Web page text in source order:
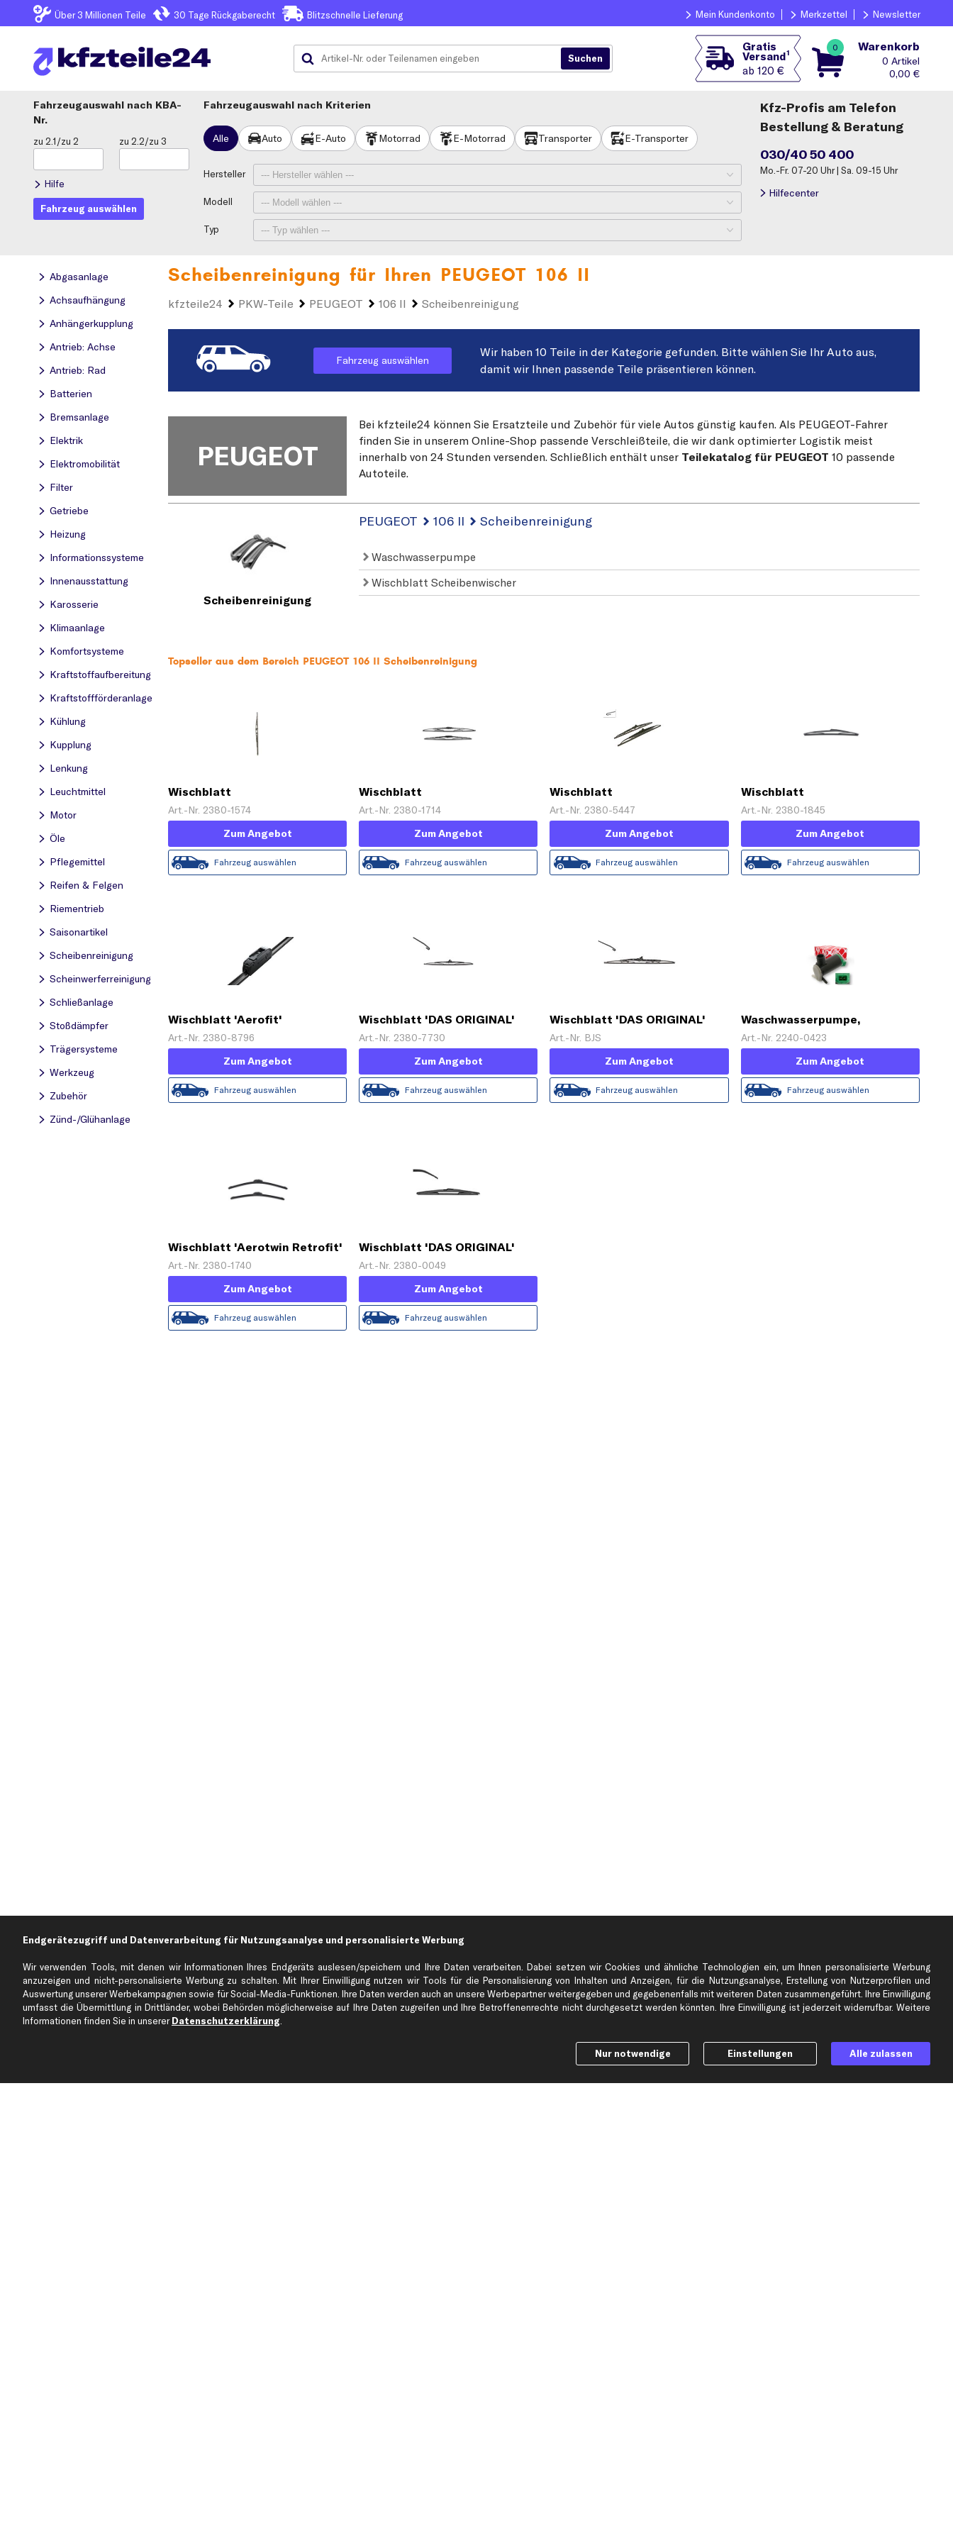
Über 3 Millionen Teile 30 Tage Rückgaberecht Blitzschnelle Lieferung Mein Kundenkonto Merkzettel Newsletter
Gratis
Versand1
ab 120 €
0 Warenkorb
0
0,00 €
Fahrzeugauswahl
KBA-
Nr.
zu 2.1/zu 2 zu 2.2/zu 3
Hilfe
Fahrzeug auswählen
Fahrzeugauswahl nach Kriterien
Alle Auto E-Auto Motorrad E-Motorrad Transporter E-Transporter
Hersteller
Modell
Typ
Kfz-Profis am Telefon
Bestellung & Beratung
030/40 50 400
Mo.-Fr. 07-20 Uhr | Sa. 09-15 Uhr
Hilfecenter
Abgasanlage
Achsaufhängung
Anhängerkupplung
Antrieb: Achse
Antrieb: Rad
Batterien
Bremsanlage
Elektrik
Elektromobilität
Filter
Getriebe
Heizung
Informationssysteme
Innenausstattung
Karosserie
Klimaanlage
Komfortsysteme
Kraftstoff­aufbereitung
Kraftstoff­förderanlage
Kühlung
Kupplung
Lenkung
Leuchtmittel
Motor
Öle
Pflegemittel
Reifen & Felgen
Riementrieb
Saisonartikel
Scheibenreinigung
Scheinwerferreinigung
Schließanlage
Stoßdämpfer
Trägersysteme
Werkzeug
Zubehör
Zünd-/Glühanlage
Scheibenreinigung für Ihren PEUGEOT 106 II
kfzteile24 PKW-Teile PEUGEOT 106 II Scheibenreinigung
Fahrzeug auswählen
Wir haben 10 Teile in der Kategorie gefunden. Bitte wählen Sie Ihr Auto aus,
damit wir Ihnen passende Teile präsentieren können.
PEUGEOT
Bei kfzteile24 können Sie Ersatzteile und Zubehör für viele Autos günstig kaufen. Als PEUGEOT-Fahrer
finden Sie in unserem Online-Shop passende Verschleißteile, die wir dank optimierter Logistik meist
innerhalb von 24 Stunden versenden. Schließlich enthält unser Teilekatalog für PEUGEOT 10 passende
Autoteile.
Scheibenreinigung
PEUGEOT 106 II Scheibenreinigung
Waschwasserpumpe
Wischblatt Scheibenwischer
Topseller aus dem Bereich PEUGEOT 106 II Scheibenreinigung
Wischblatt
Art.-Nr. 2380-1574
Zum Angebot
Fahrzeug auswählen
Wischblatt
Art.-Nr. 2380-1714
Zum Angebot
Fahrzeug auswählen
Wischblatt
Art.-Nr. 2380-5447
Zum Angebot
Fahrzeug auswählen
Wischblatt
Art.-Nr. 2380-1845
Zum Angebot
Fahrzeug auswählen
Wischblatt 'Aerofit'
Art.-Nr. 2380-8796
Zum Angebot
Fahrzeug auswählen
Wischblatt 'DAS ORIGINAL'
Art.-Nr. 2380-7730
Zum Angebot
Fahrzeug auswählen
Wischblatt 'DAS ORIGINAL'
Art.-Nr. BJS
Zum Angebot
Fahrzeug auswählen
Waschwasserpumpe,
Scheibenreinigung
Art.-Nr. 2240-0423
Zum Angebot
Fahrzeug auswählen
Wischblatt 'Aerotwin Retrofit'
Art.-Nr. 2380-1740
Zum Angebot
Fahrzeug auswählen
Wischblatt 'DAS ORIGINAL'
Art.-Nr. 2380-0049
Zum Angebot
Fahrzeug auswählen
Über uns
business
Corporate Webseite
Partnerprogramm
Zahlung
Versandinfo
Retoure & Gewährleistung
Austauschartikel
Kontakt
Datenschutz
AGB
Auspuff
Bremsbeläge
Bremssattel
Lichtmaschine
Luftfilter
Audi Ersatzteile
BMW Ersatzteile
Ford Ersatzteile
Opel Ersatzteile
Peugeot Ersatzteile
Endgerätezugriff und Datenverarbeitung für Nutzungsanalyse und personalisierte Werbung
Wir verwenden Tools, mit denen wir Informationen Ihres Endgeräts auslesen/speichern und Ihre Daten verarbeiten. Dabei setzen wir Cookies und ähnliche Technologien ein, um Ihnen personalisierte Werbung
anzuzeigen und nicht-personalisierte Werbung zu schalten. Mit Ihrer Einwilligung nutzen wir Tools für die Personalisierung von Inhalten und Anzeigen, für die Nutzungsanalyse, Erstellung von Nutzerprofilen und
Auswertung unserer Werbekampagnen sowie für Social-Media-Funktionen. Ihre Daten werden auch an unsere Werbepartner weitergegeben und gegebenenfalls mit weiteren Daten zusammengeführt. Ihre Einwilligung
umfasst die Übermittlung in Drittländer, wobei Behörden möglicherweise auf Ihre Daten zugreifen und Ihre Betroffenenrechte nicht durchgesetzt werden könnten. Ihre Einwilligung ist jederzeit widerrufbar. Weitere
Informationen finden Sie in unsererDatenschutzerklärung
Nur notwendige Einstellungen Alle zulassen